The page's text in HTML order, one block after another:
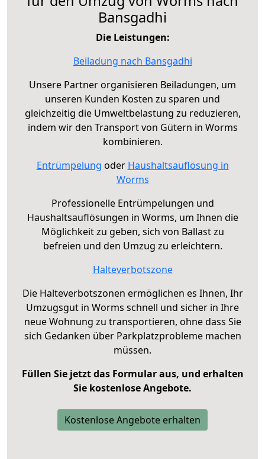
Bansgadhi
Die Leistungen:
Beiladung nach Bansgadhi
Unsere Partner organisieren Beiladungen, um
unseren Kunden Kosten zu sparen und
gleichzeitig die Umweltbelastung zu reduzieren,
indem wir den Transport von Gütern in Worms
kombinieren.
Entrümpelung oder Haushaltsauflösung in
Worms
Professionelle Entrümpelungen und
Haushaltsauflösungen in Worms, um Ihnen die
Möglichkeit zu geben, sich von Ballast zu
befreien und den Umzug zu erleichtern.
Halteverbotszone
Die Halteverbotszonen ermöglichen es Ihnen, Ihr
Umzugsgut in Worms schnell und sicher in Ihre
neue Wohnung zu transportieren, ohne dass Sie
sich Gedanken über Parkplatzprobleme machen
müssen.
Füllen Sie jetzt das Formular aus, und erhalten
Sie kostenlose Angebote.
Kostenlose Angebote erhalten